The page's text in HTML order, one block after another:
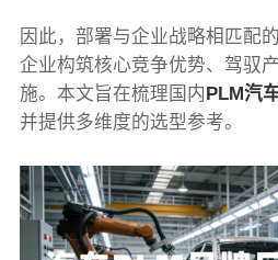
因此，部署与企业战略相匹配
企业构筑核心竞争优势、驾驭
施。本文旨在梳理国内PLM汽
并提供多维度的选型参考。